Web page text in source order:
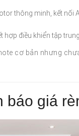
thông minh, kết nối
hợp điều khiển tập
cơ bản nhưng
báo giá